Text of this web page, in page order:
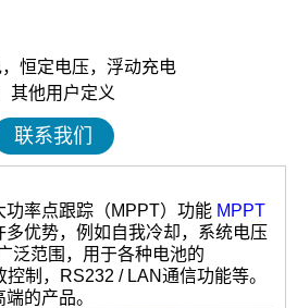
恒定电压，浮动充电
其他用户定义
联系我们
率点跟踪（MPPT）功能 MPPT
多优势，例如自我冷却，系统电压
泛范围，用于各种电池的
制，RS232 / LAN通信功能等。
的产品。